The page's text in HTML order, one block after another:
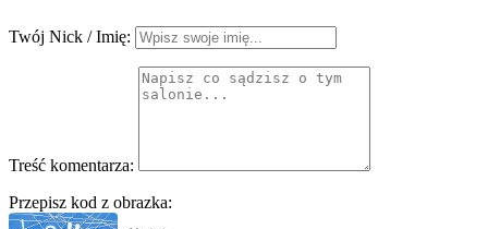
Twój Nick / Imię:
Treść komentarza:
Przepisz kod z obrazka: